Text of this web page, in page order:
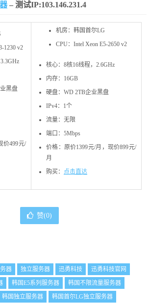
– 测试IP:103.146.231.4
1230 v2
黑盘
价499元/
机房：韩国首尔LG
CPU：Intel Xeon E5-2650 v2
核心：8核16线程，2.6GHz
内存：16GB
硬盘：WD 2TB企业黑盘
IPv4：1个
流量：无限
端口：5Mbps
价格：原价1399元/月，现价899元/
月
购买： 点击直达
赞(0)
器 独立服务器 迅勇科技
迅勇科技官网
韩国E5系列服务器
韩国不限流量服务器
韩国独立服务器 韩国首尔LG独立服务器